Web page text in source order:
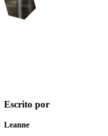
Escrito por
Leanne